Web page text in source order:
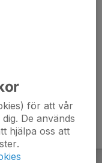
för att vår
De används
hjälpa oss att